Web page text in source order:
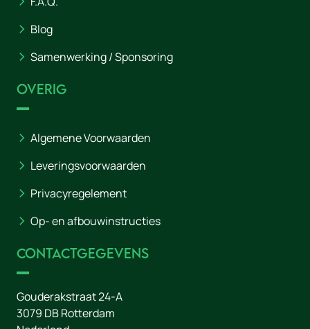
Blog
Samenwerking / Sponsoring
Overig
Algemene Voorwaarden
Leveringsvoorwaarden
Privacyregelement
Op- en afbouwinstructies
Contactgegevens
Gouderakstraat 24-A
3079 DBRotterdam